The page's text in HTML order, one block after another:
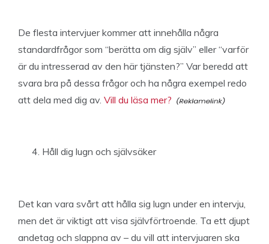
De flesta intervjuer kommer att innehålla några
standardfrågor som “berätta om dig själv” eller “varför
är du intresserad av den här tjänsten?” Var beredd att
svara bra på dessa frågor och ha några exempel redo
att dela med dig av. Vill du läsa mer?
Håll dig lugn och självsäker
Det kan vara svårt att hålla sig lugn under en intervju,
men det är viktigt att visa självförtroende. Ta ett djupt
andetag och slappna av – du vill att intervjuaren ska